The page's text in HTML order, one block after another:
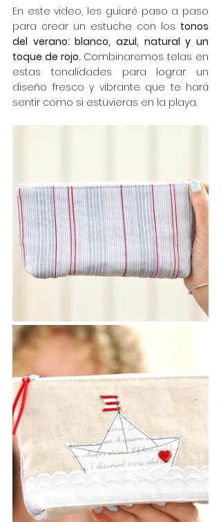
En este video, les guiaré paso a paso
para crear un estuche con los tonos
del verano: blanco, azul, natural y un
toque de rojo. Combinaremos telas en
estas tonalidades para lograr un
diseño fresco y vibrante que te hará
sentir como si estuvieras en la playa.